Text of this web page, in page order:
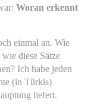
Woran erkennt
einmal an. Wie
diese Sätze
Ich habe jeden
(in Türkis)
liefert.